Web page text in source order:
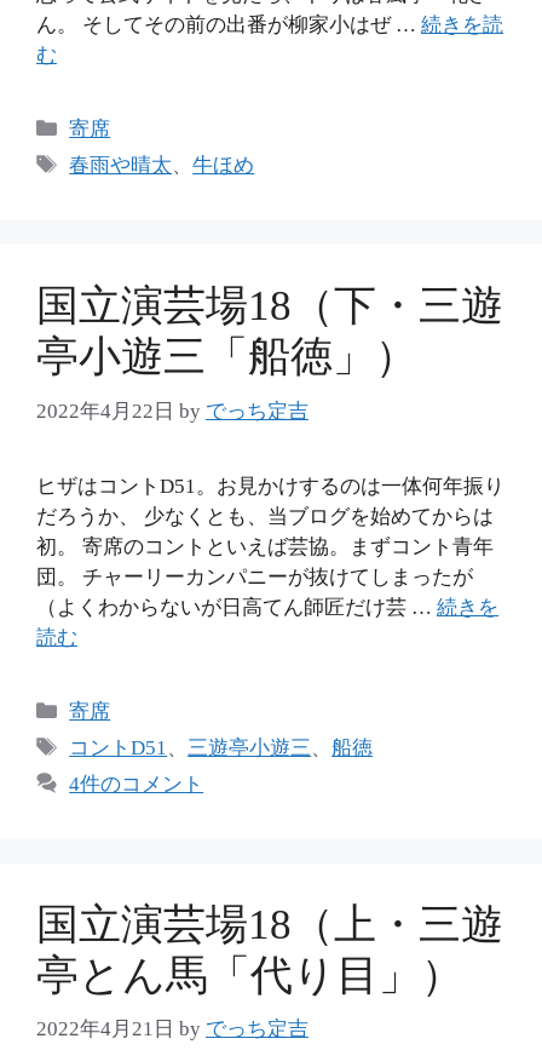
ん。 そしてその前の出番が柳家小はぜ … 続きを読
む
カ
テ
寄席
タ
春雨や晴太、牛ほめ
国立演芸場18（下・三遊
亭小遊三「船徳」）
2022年4月22日 by でっち定吉
ヒザはコントD51。お見かけするのは一体何年振り
だろうか、 少なくとも、当ブログを始めてからは
初。 寄席のコントといえば芸協。まずコント青年
団。 チャーリーカンパニーが抜けてしまったが
（よくわからないが日高てん師匠だけ芸 … 続きを
読む
カ
テ
リ
寄席
タ
グ
コントD51 、 三遊亭小遊三、船徳
4件のコメント
国立演芸場18（上・三遊
亭とん馬「代り目」）
2022年4月21日 by でっち定吉